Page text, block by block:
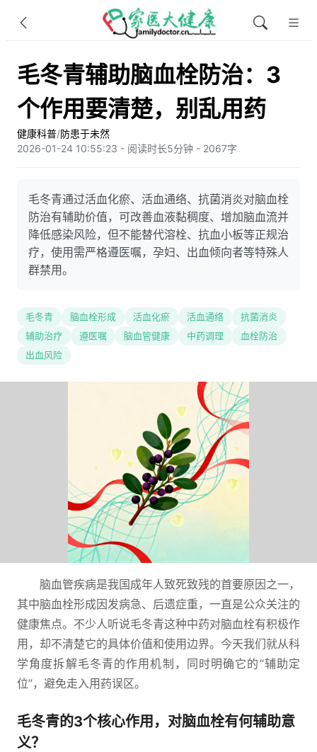
毛冬青辅助脑血栓防治：3
个作用要清楚，别乱用药
健康科普/防患于未然
2026-01-24 10:55:23 - 阅读时长5分钟 - 2067字
毛冬青通过活血化瘀、活血通络、抗菌消炎对脑血栓
防治有辅助价值，可改善血液黏稠度、增加脑血流并
降低感染风险，但不能替代溶栓、抗血小板等正规治
疗，使用需严格遵医嘱，孕妇、出血倾向者等特殊人
群禁用。
毛冬青 脑血栓形成 活血化瘀 活血通络
抗菌消炎
辅助治疗
遵医嘱 脑血管健康 中药调理
血栓防治
出血风险
脑血管疾病是我国成年人致死致残的首要原因之一，
其中脑血栓形成因发病急、后遗症重，一直是公众关注的
健康焦点。不少人听说毛冬青这种中药对脑血栓有积极作
用，却不清楚它的具体价值和使用边界。今天我们就从科
学角度拆解毛冬青的作用机制，同时明确它的“辅助定
位”，避免走入用药误区。
毛冬青的3个核心作用，对脑血栓有何辅助意
义？